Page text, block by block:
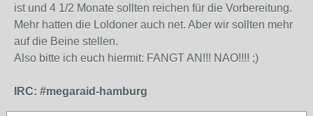
ist und 4 1/2 Monate sollten reichen für die Vorbereitung.
Mehr hatten die Loldoner auch net. Aber wir sollten mehr
auf die Beine stellen.
Also bitte ich euch hiermit: FANGT AN!!! NAO!!!! ;)
IRC: #megaraid-hamburg